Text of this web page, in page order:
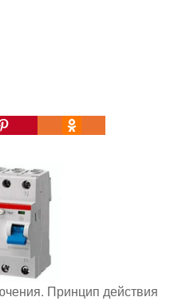
Принцип действия